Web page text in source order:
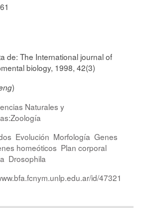
de: The International journal of
biology, 1998, 42(3)
)
Naturales y
Evolución Morfología Genes
homeóticos Plan corporal
Drosophila
id/47321